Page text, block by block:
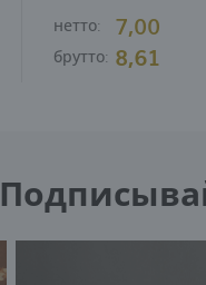
нетто: 7,00
брутто: 8,61